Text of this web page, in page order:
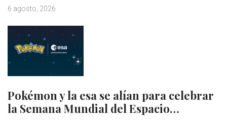
6 agosto, 2026
Pokémon y la esa se alían para celebrar
la Semana Mundial del Espacio…